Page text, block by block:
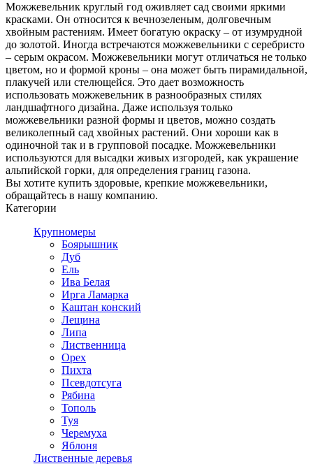
Можжевельник круглый год оживляет сад своими яркими
красками. Он относится к вечнозеленым, долговечным
хвойным растениям. Имеет богатую окраску – от изумрудной
до золотой. Иногда встречаются можжевельники с серебристо
– серым окрасом. Можжевельники могут отличаться не только
цветом, но и формой кроны – она может быть пирамидальной,
плакучей или стелющейся. Это дает возможность
использовать можжевельник в разнообразных стилях
ландшафтного дизайна. Даже используя только
можжевельники разной формы и цветов, можно создать
великолепный сад хвойных растений. Они хороши как в
одиночной так и в групповой посадке. Можжевельники
используются для высадки живых изгородей, как украшение
альпийской горки, для определения границ газона.
Вы хотите купить здоровые, крепкие можжевельники,
обращайтесь в нашу компанию.
Категории
Крупномеры
Боярышник
Дуб
Ель
Ива Белая
Ирга Ламарка
Каштан конский
Лещина
Липа
Лиственница
Орех
Пихта
Псевдотсуга
Рябина
Тополь
Туя
Черемуха
Яблоня
Лиственные деревья